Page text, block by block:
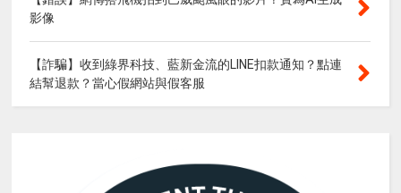
影像
【詐騙】收到綠界科技、藍新金流的LINE扣款通知？點連
結幫退款？當心假網站與假客服